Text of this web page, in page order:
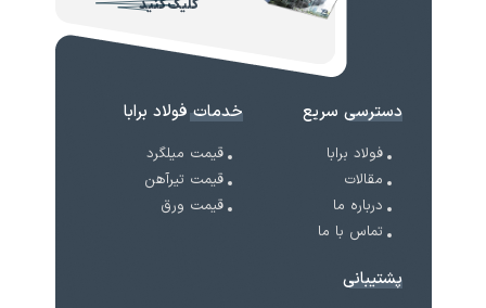
کلیک کنید
دسترسی سریع
فولاد برابا
مقالات
درباره ما
تماس با ما
خدمات فولاد برابا
قیمت میلگرد
قیمت تیرآهن
قیمت ورق
پشتیبانی